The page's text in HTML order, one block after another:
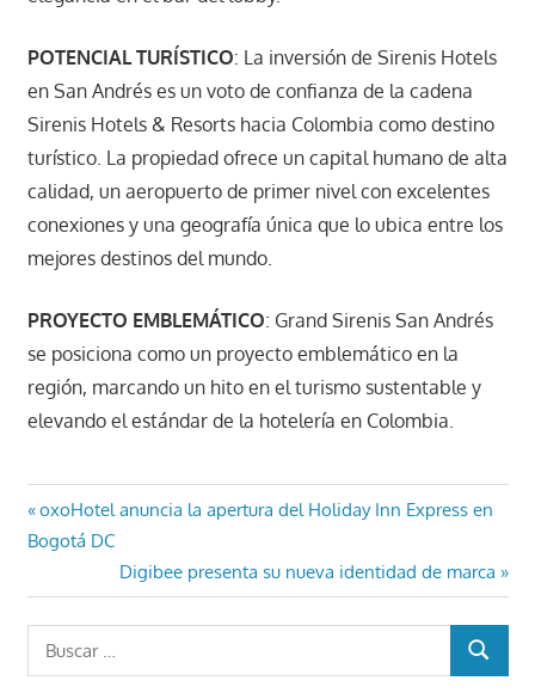
POTENCIAL TURÍSTICO: La inversión de Sirenis Hotels
en San Andrés es un voto de confianza de la cadena
Sirenis Hotels & Resorts hacia Colombia como destino
turístico. La propiedad ofrece un capital humano de alta
calidad, un aeropuerto de primer nivel con excelentes
conexiones y una geografía única que lo ubica entre los
mejores destinos del mundo.
PROYECTO EMBLEMÁTICO: Grand Sirenis San Andrés
se posiciona como un proyecto emblemático en la
región, marcando un hito en el turismo sustentable y
elevando el estándar de la hotelería en Colombia.
Navegación
de
entradas
Entrada
anterior:
oxoHotel anuncia la apertura del Holiday Inn Express en
Bogotá DC
Entrada
siguiente:
Digibee presenta su nueva identidad de marca
BUSCAR